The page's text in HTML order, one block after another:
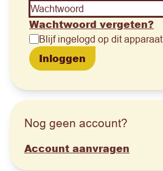
Wachtwoord vergeten?
Blijf ingelogd op dit apparaat
Inloggen
Nog geen account?
Account aanvragen